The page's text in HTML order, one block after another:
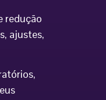
redução
ajustes,